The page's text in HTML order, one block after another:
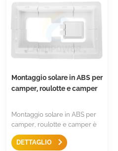
Montaggio solare in ABS per
camper, roulotte e camper
Montaggio solare in ABS per
camper, roulotte e camper è
una struttura robusta e non
richiede foratura sul tetto di
DETTAGLIO